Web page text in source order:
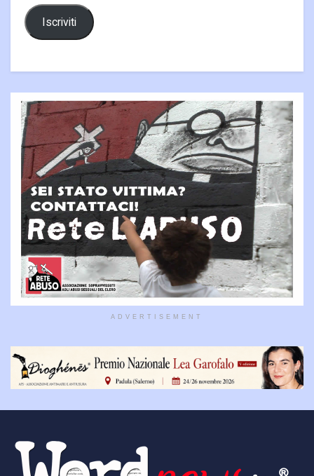
Iscriviti
ADVERTISEMENT